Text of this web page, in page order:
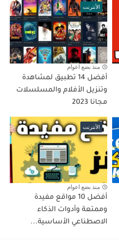
الأنترنت
منذ بضع اعوام
أفضل 14 تطبيق لمشاهدة
وتنزيل الأفلام والمسلسلات
مجانا 2023
الأنترنت
منذ بضع اعوام
أفضل 10 مواقع مفيدة
وممتعة وأدوات الذكاء
الاصطناعي الأساسية...